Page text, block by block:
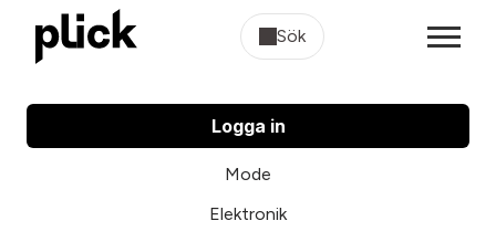
Sök
Logga in
Mode
Elektronik